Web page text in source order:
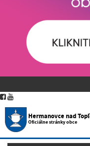
Hermanovce nad
Oficiálne stránky obce